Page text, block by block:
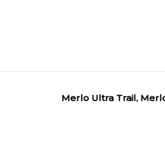
Merlo Ultra Trail,